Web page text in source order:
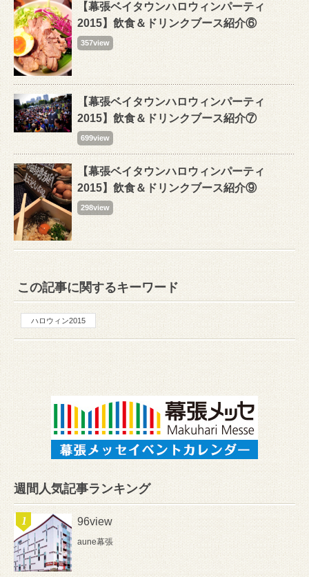
【幕張ベイタウンハロウィンパーティ
2015】飲食＆ドリンクブース紹介⑥
357view
【幕張ベイタウンハロウィンパーティ
2015】飲食＆ドリンクブース紹介⑦
699view
【幕張ベイタウンハロウィンパーティ
2015】飲食＆ドリンクブース紹介⑨
298view
この記事に関するキーワード
ハロウィン2015
週間人気記事ランキング
96view
aune幕張